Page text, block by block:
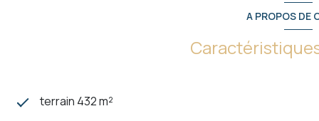
Contact : Lisbeth Lagrange – Responsable secteur
A PROPOS DE
terrain 432 m²